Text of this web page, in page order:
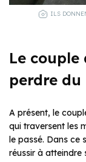
ILS
Le couple
perdre du
A présent, le
qui traversent les
le passé. Dans ce
réussir à atteindre